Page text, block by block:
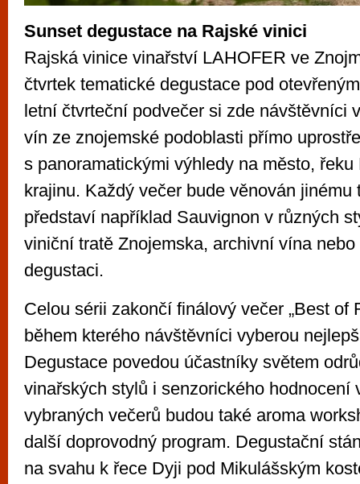
Sunset degustace na Rajské vinici
Rajská vinice vinařství LAHOFER ve
čtvrtek tematické degustace pod
letní čtvrteční podvečer si zde návštěvníci
vín ze znojemské podoblasti přímo
s panoramatickými výhledy na město,
krajinu. Každý večer bude věnován jinému
představí například Sauvignon v různých
viniční tratě Znojemska, archivní vína
degustaci.
Celou sérii zakončí finálový večer „Best of
během kterého návštěvníci vyberou
Degustace povedou účastníky světem
vinařských stylů i senzorického hodnocení
vybraných večerů budou také aroma
další doprovodný program. Degustační
na svahu k řece Dyji pod Mikulášským